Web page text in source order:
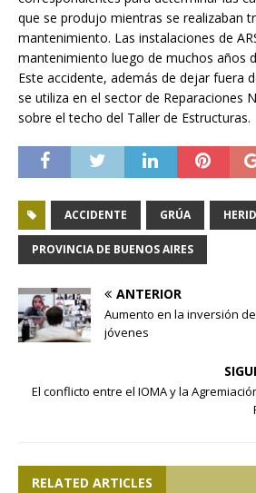
que se produjo mientras se realizaban
mantenimiento. Las instalaciones de
mantenimiento luego de muchos años
Este accidente, además de dejar fuera
se utiliza en el sector de Reparaciones
sobre el techo del Taller de Estructuras.
ACCIDENTE GRÚA
PROVINCIA DE BUENOS AIRES
ANTERIOR
Aumento en la inversión
jóvenes
El conflicto entre el IOMA y la
RELATED ARTICLES